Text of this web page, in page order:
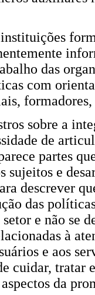
instituições
das
com
sobre a
de
partes
sujeitos e
descrever
das
e não se
à
e aos
cuidar, tratar
da